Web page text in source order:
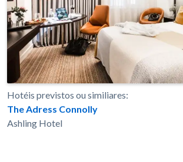
Hotéis previstos ou similiares:
The Adress Connolly
Ashling Hotel